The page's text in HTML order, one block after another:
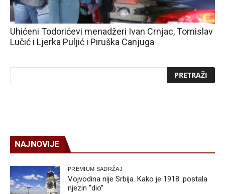
Uhićeni Todorićevi menadžeri Ivan Crnjac, Tomislav
Lučić i Ljerka Puljić i Piruška Canjuga
NAJNOVIJE
PREMIUM SADRŽAJ
Vojvodina nije Srbija. Kako je 1918. postala
njezin “dio”